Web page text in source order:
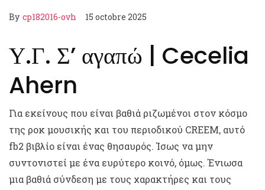
By cp182016-ovh 15 octobre 2025
Υ.Γ. Σ’ αγαπώ | Cecelia
Ahern
Για εκείνους που είναι βαθιά ριζωμένοι στον κόσμο
της ροκ μουσικής και του περιοδικού CREEM, αυτό
fb2 βιβλίο είναι ένας θησαυρός. Ίσως να μην
συντονιστεί με ένα ευρύτερο κοινό, όμως. Ένιωσα
μια βαθιά σύνδεση με τους χαρακτήρες και τους